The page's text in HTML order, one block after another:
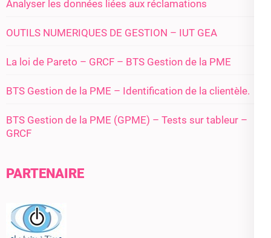
Analyser les données liées aux réclamations
OUTILS NUMERIQUES DE GESTION – IUT GEA
La loi de Pareto – GRCF – BTS Gestion de la PME
BTS Gestion de la PME – Identification de la clientèle.
BTS Gestion de la PME (GPME) – Tests sur tableur –
GRCF
PARTENAIRE